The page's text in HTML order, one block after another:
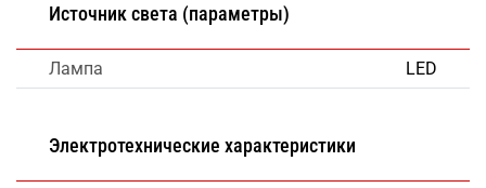
Источник света (параметры)
Лампа LED
Электротехнические характеристики